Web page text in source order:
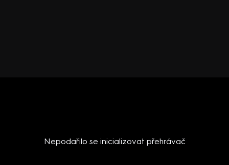
Nepodařilo se inicializovat přehrávač